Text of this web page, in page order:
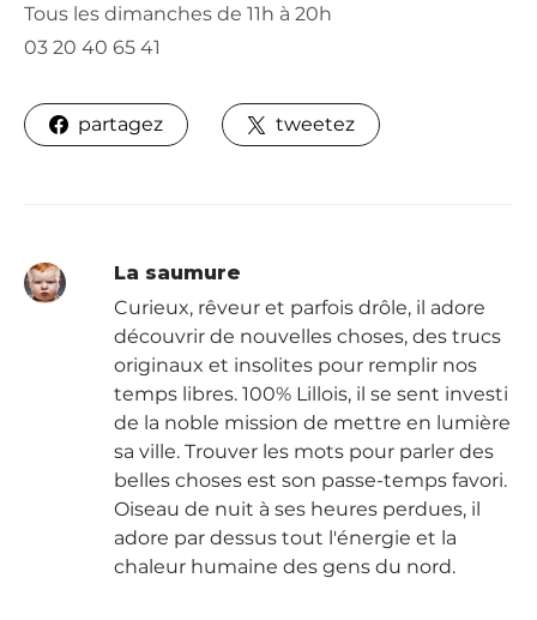
Tous les dimanches de 11h à 20h
03 20 40 65 41
partagez tweetez
La saumure
Curieux, rêveur et parfois drôle, il adore
découvrir de nouvelles choses, des trucs
originaux et insolites pour remplir nos
temps libres. 100% Lillois, il se sent investi
de la noble mission de mettre en lumière
sa ville. Trouver les mots pour parler des
belles choses est son passe-temps favori.
Oiseau de nuit à ses heures perdues, il
adore par dessus tout l'énergie et la
chaleur humaine des gens du nord.